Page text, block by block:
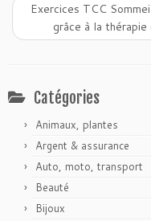
Exercices TCC
grâce à la
Catégories
Animaux, plantes
Argent & assurance
Auto, moto, transport
Beauté
Bijoux